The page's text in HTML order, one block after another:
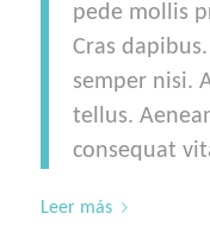
pede mollis
Cras
semper nisi.
tellus.
consequat
Leer más